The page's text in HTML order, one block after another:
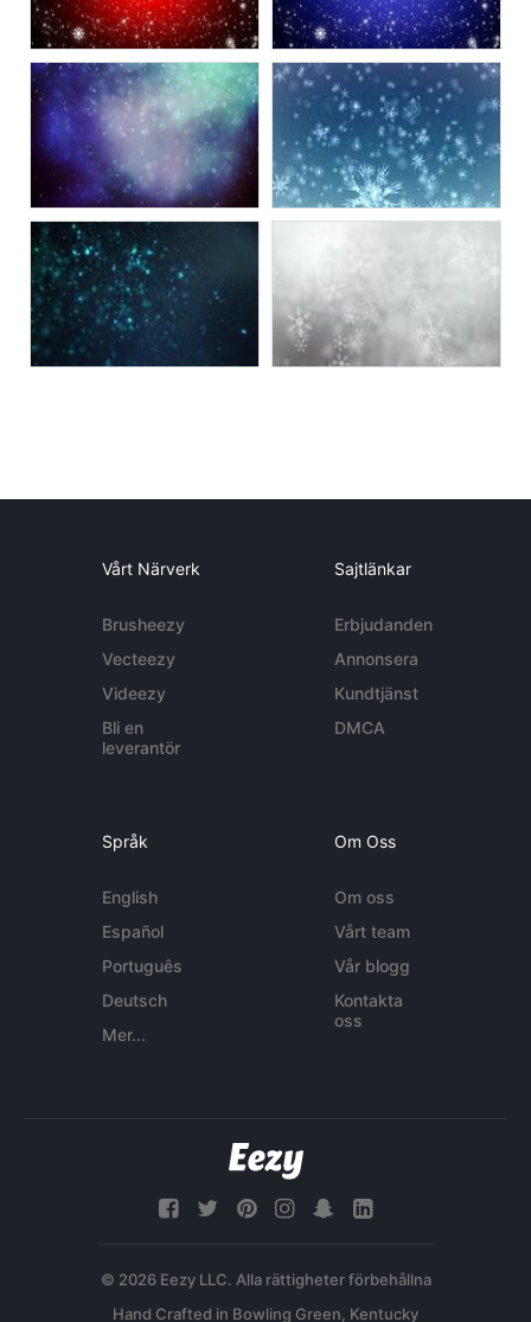
Vårt Närverk
Brusheezy
Vecteezy
Videezy
Bli en
leverantör
Sajtlänkar
Erbjudanden
Annonsera
Kundtjänst
DMCA
Språk
English
Español
Português
Deutsch
Mer...
Om Oss
Om oss
Vårt team
Vår blogg
Kontakta
oss
© 2026 Eezy LLC. Alla rättigheter förbehållna